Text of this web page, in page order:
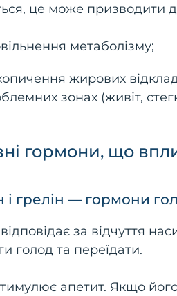
це може призводити
метаболізму;
жирових
зонах (живіт,
гормони, що
грелін — гормони
за відчуття
голод та переїдати.
апетит. Якщо